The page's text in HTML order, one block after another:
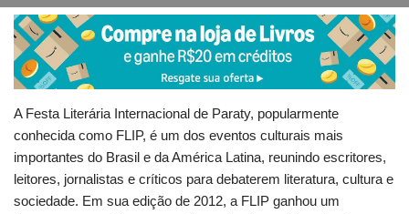
A Festa Literária Internacional de Paraty, popularmente
conhecida como FLIP, é um dos eventos culturais mais
importantes do Brasil e da América Latina, reunindo escritores,
leitores, jornalistas e críticos para debaterem literatura, cultura e
sociedade. Em sua edição de 2012, a FLIP ganhou um